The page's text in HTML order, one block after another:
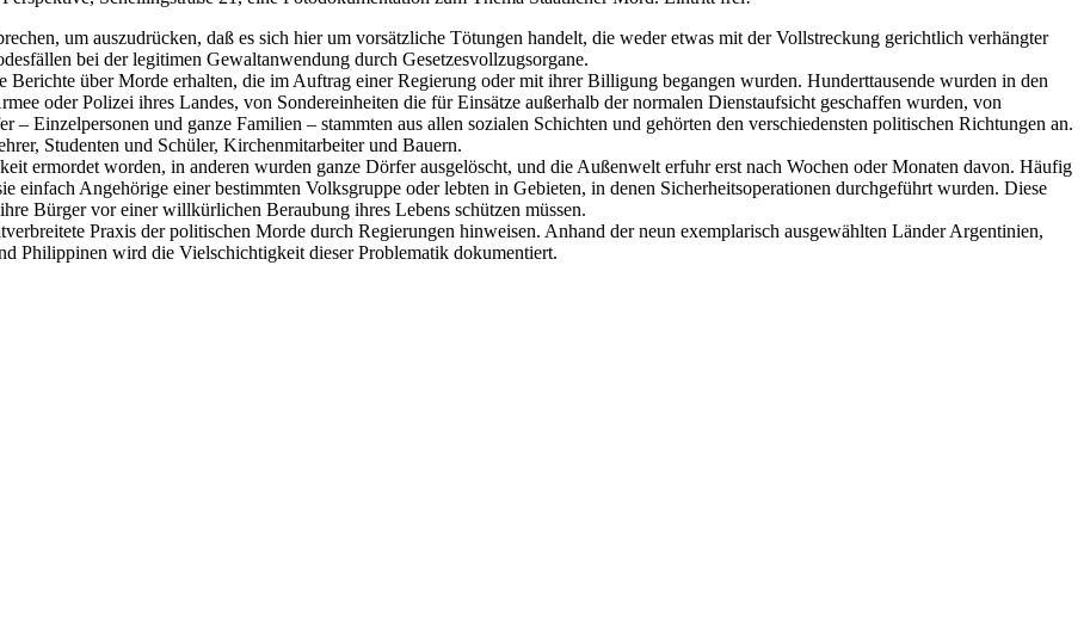
um auszudrücken, daß es sich hier um vorsätzliche Tötungen handelt, die weder etwas mit der Vollstreckung gerichtlich verhängter
bei der legitimen Gewaltanwendung durch Gesetzesvollzugsorgane.
Berichte über Morde erhalten, die im Auftrag einer Regierung oder mit ihrer Billigung begangen wurden. Hunderttausende wurden in den
oder Polizei ihres Landes, von Sondereinheiten die für Einsätze außerhalb der normalen Dienstaufsicht geschaffen wurden, von
– Einzelpersonen und ganze Familien – stammten aus allen sozialen Schichten und gehörten den verschiedensten politischen Richtungen an.
Studenten und Schüler, Kirchenmitarbeiter und Bauern.
ermordet worden, in anderen wurden ganze Dörfer ausgelöscht, und die Außenwelt erfuhr erst nach Wochen oder Monaten davon. Häufig
einfach Angehörige einer bestimmten Volksgruppe oder lebten in Gebieten, in denen Sicherheitsoperationen durchgeführt wurden. Diese
Bürger vor einer willkürlichen Beraubung ihres Lebens schützen müssen.
Praxis der politischen Morde durch Regierungen hinweisen. Anhand der neun exemplarisch ausgewählten Länder Argentinien,
Philippinen wird die Vielschichtigkeit dieser Problematik dokumentiert.